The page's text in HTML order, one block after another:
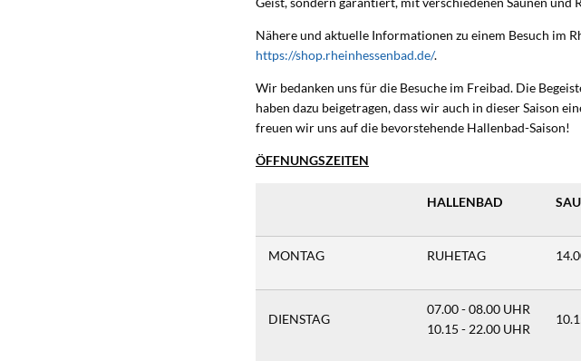
Nähere und aktuelle Informationen zu einem Besuch im
https://shop.rheinhessenbad.de/.
Wir bedanken uns für die Besuche im Freibad. Die
haben dazu beigetragen, dass wir auch in dieser Saison
freuen wir uns auf die bevorstehende Hallenbad-Saison!
ÖFFNUNGSZEITEN
HALLENBAD
MONTAG RUHETAG
DIENSTAG
07.00 - 08.00 UHR
10.15 - 22.00 UHR